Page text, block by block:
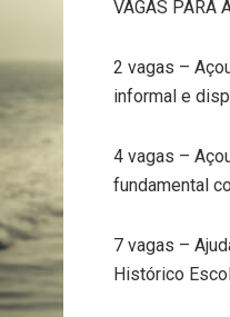
VAGAS PARA
2 vagas –
informal e
4 vagas –
fundamental
7 vagas –
Histórico